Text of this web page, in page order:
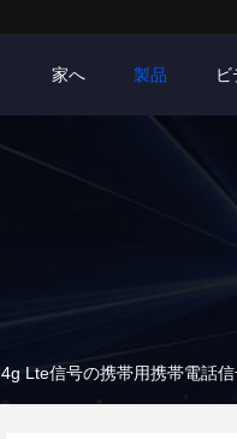
家へ 製品 ビ
Lte信号の携帯用携帯電話